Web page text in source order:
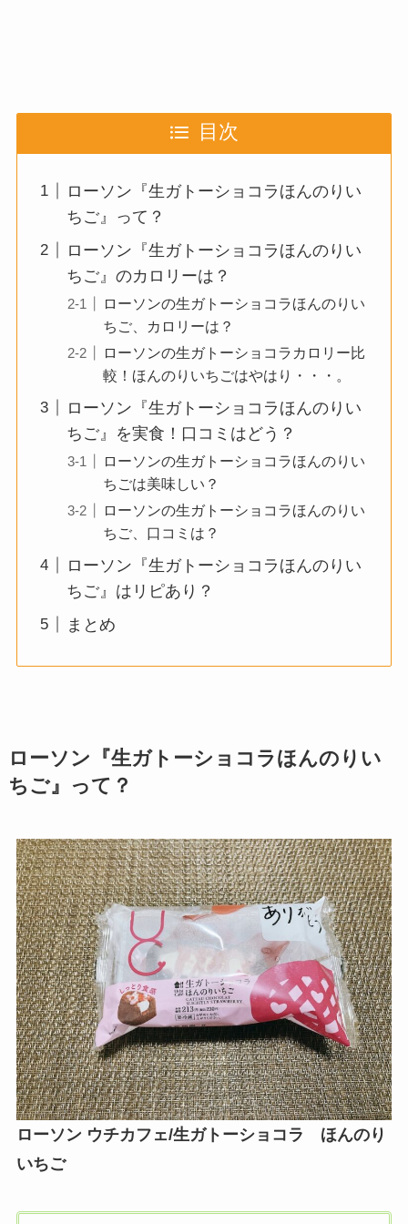
目次
ローソン『生ガトーショコラほんのりい
ちご』って？
ローソン『生ガトーショコラほんのりい
ちご』のカロリーは？
ローソンの生ガトーショコラほんのりい
ちご、カロリーは？
ローソンの生ガトーショコラカロリー比
較！ほんのりいちごはやはり・・・。
ローソン『生ガトーショコラほんのりい
ちご』を実食！口コミはどう？
ローソンの生ガトーショコラほんのりい
ちごは美味しい？
ローソンの生ガトーショコラほんのりい
ちご、口コミは？
ローソン『生ガトーショコラほんのりい
ちご』はリピあり？
まとめ
ローソン『生ガトーショコラほんのりい
ちご』って？
ローソン ウチカフェ/生ガトーショコラ ほんのり
いちご